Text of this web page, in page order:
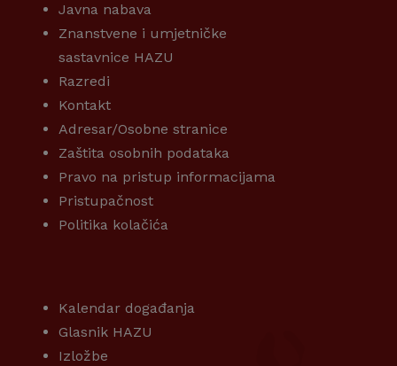
Javna nabava
Znanstvene i umjetničke
sastavnice HAZU
Razredi
Kontakt
Adresar/Osobne stranice
Zaštita osobnih podataka
Pravo na pristup informacijama
Pristupačnost
Politika kolačića
Kalendar događanja
Glasnik HAZU
Izložbe